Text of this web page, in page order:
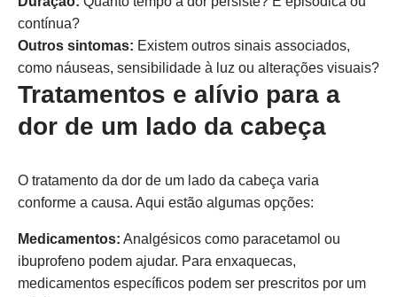
contínua?
Outros sintomas: Existem outros sinais associados,
como náuseas, sensibilidade à luz ou alterações visuais?
Tratamentos e alívio para a
dor de um lado da cabeça
O tratamento da dor de um lado da cabeça varia
conforme a causa. Aqui estão algumas opções:
Medicamentos: Analgésicos como paracetamol ou
ibuprofeno podem ajudar. Para enxaquecas,
medicamentos específicos podem ser prescritos por um